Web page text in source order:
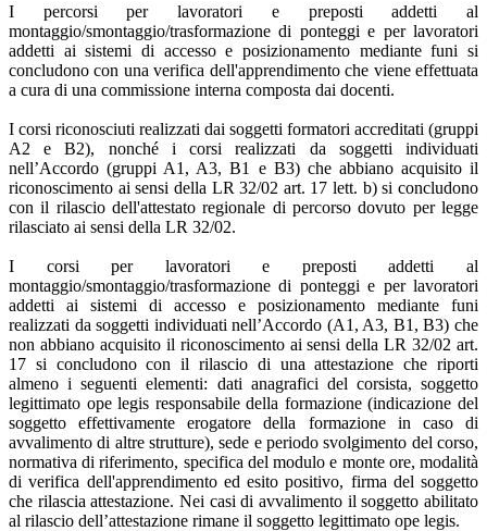
I percorsi per lavoratori e preposti addetti al
montaggio/smontaggio/trasformazione di ponteggi e per lavoratori
addetti ai sistemi di accesso e posizionamento mediante funi si
concludono con una verifica dell'apprendimento che viene effettuata
a cura di una commissione interna composta dai docenti.
I corsi riconosciuti realizzati dai soggetti formatori accreditati (gruppi
A2 e B2), nonché i corsi realizzati da soggetti individuati
nell’Accordo (gruppi A1, A3, B1 e B3) che abbiano acquisito il
riconoscimento ai sensi della LR 32/02 art. 17 lett. b) si concludono
con il rilascio dell'attestato regionale di percorso dovuto per legge
rilasciato ai sensi della LR 32/02.
I corsi per lavoratori e preposti addetti al
montaggio/smontaggio/trasformazione di ponteggi e per lavoratori
addetti ai sistemi di accesso e posizionamento mediante funi
realizzati da soggetti individuati nell’Accordo (A1, A3, B1, B3) che
non abbiano acquisito il riconoscimento ai sensi della LR 32/02 art.
17 si concludono con il rilascio di una attestazione che riporti
almeno i seguenti elementi: dati anagrafici del corsista, soggetto
legittimato ope legis responsabile della formazione (indicazione del
soggetto effettivamente erogatore della formazione in caso di
avvalimento di altre strutture), sede e periodo svolgimento del corso,
normativa di riferimento, specifica del modulo e monte ore, modalità
di verifica dell'apprendimento ed esito positivo, firma del soggetto
che rilascia attestazione. Nei casi di avvalimento il soggetto abilitato
al rilascio dell’attestazione rimane il soggetto legittimato ope legis.